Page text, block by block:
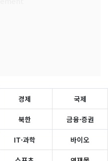
경제 국제
북한 금융·증권
IT·과학 바이오